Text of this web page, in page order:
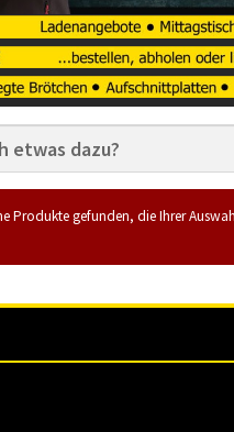
Produkte gefunden, die Ihrer